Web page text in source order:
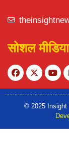
सोशल मीडिया
© 2025 Insight